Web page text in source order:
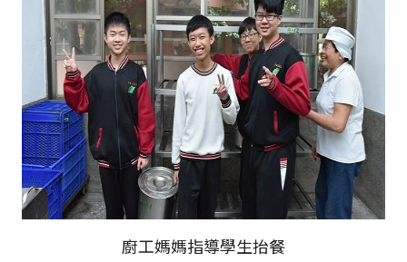
廚工媽媽指導學生抬餐